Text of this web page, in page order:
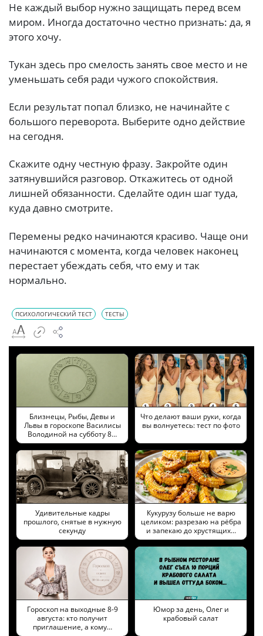
Не каждый выбор нужно защищать перед всем
миром. Иногда достаточно честно признать: да, я
этого хочу.
Тукан здесь про смелость занять свое место и не
уменьшать себя ради чужого спокойствия.
Если результат попал близко, не начинайте с
большого переворота. Выберите одно действие
на сегодня.
Скажите одну честную фразу. Закройте один
затянувшийся разговор. Откажитесь от одной
лишней обязанности. Сделайте один шаг туда,
куда давно смотрите.
Перемены редко начинаются красиво. Чаще они
начинаются с момента, когда человек наконец
перестает убеждать себя, что ему и так
нормально.
ПСИХОЛОГИЧЕСКИЙ ТЕСТ ТЕСТЫ
Близнецы, Рыбы, Девы и
Львы в гороскопе Василисы
Володиной на субботу 8…
Что делают ваши руки, когда
вы волнуетесь: тест по фото
Удивительные кадры
прошлого, снятые в нужную
секунду
Кукурузу больше не варю
целиком: разрезаю на рёбра
и запекаю до хрустящих…
Гороскоп на выходные 8-9
августа: кто получит
приглашение, а кому…
Юмор за день, Олег и
крабовый салат